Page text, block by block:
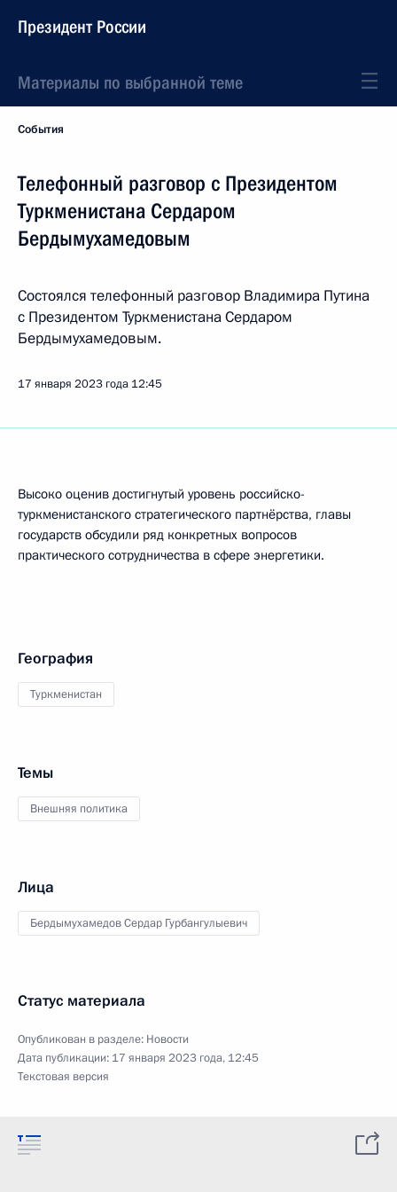
Президент России
Материалы по выбранной теме
События
Телефонный разговор с Президентом
Туркменистана Сердаром
Бердымухамедовым
Состоялся телефонный разговор Владимира Путина
с Президентом Туркменистана Сердаром
Бердымухамедовым.
17 января 2023 года 12:45
Высоко оценив достигнутый уровень российско-
туркменистанского стратегического партнёрства, главы
государств обсудили ряд конкретных вопросов
практического сотрудничества в сфере энергетики.
География
Туркменистан
Темы
Внешняя политика
Лица
Бердымухамедов Сердар Гурбангулыевич
Статус материала
Опубликован в разделе: Новости
Дата публикации: 17 января 2023 года, 12:45
Текстовая версия